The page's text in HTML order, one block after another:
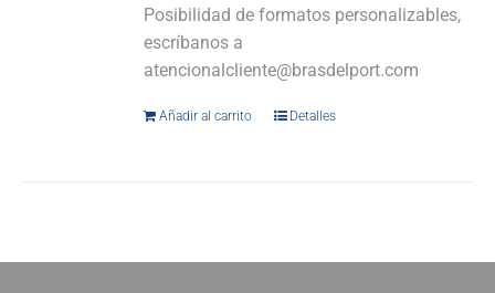
Posibilidad de formatos personalizables,
escríbanos a
atencionalcliente@brasdelport.com
Añadir al carrito Detalles